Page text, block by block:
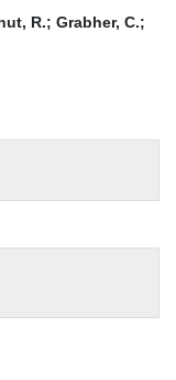
R.; Grabher, C.;